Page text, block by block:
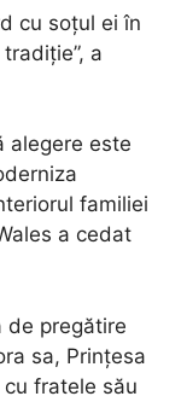
cu soțul ei în
a
alegere este
familiei
a cedat
de pregătire
sa, Prințesa
fratele său